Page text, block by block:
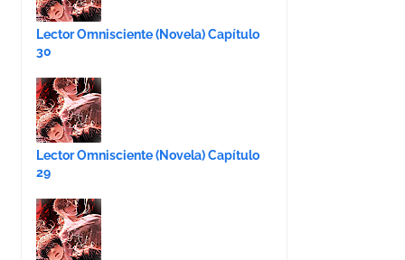
Lector Omnisciente (Novela) Capítulo
30
Lector Omnisciente (Novela) Capítulo
29